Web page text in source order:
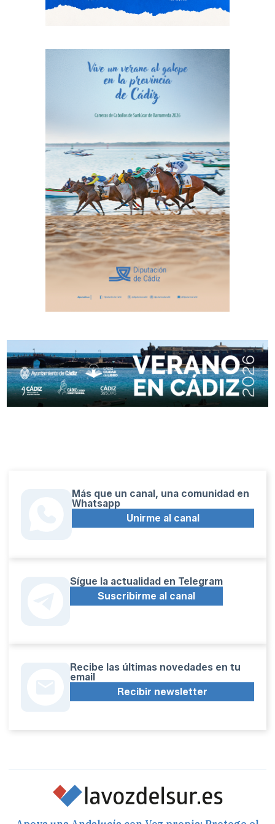
Más que un canal, una comunidad en
Whatsapp
Unirme al canal
Sígue la actualidad en Telegram
Suscribirme al canal
Recibe las últimas novedades en tu
email
Recibir newsletter